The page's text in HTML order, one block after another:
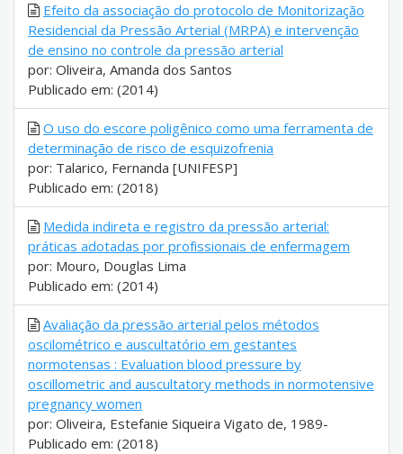
Efeito da associação do protocolo de Monitorização
Residencial da Pressão Arterial (MRPA) e intervenção
de ensino no controle da pressão arterial
por: Oliveira, Amanda dos Santos
Publicado em: (2014)
O uso do escore poligênico como uma ferramenta de
determinação de risco de esquizofrenia
por: Talarico, Fernanda [UNIFESP]
Publicado em: (2018)
Medida indireta e registro da pressão arterial:
práticas adotadas por profissionais de enfermagem
por: Mouro, Douglas Lima
Publicado em: (2014)
Avaliação da pressão arterial pelos métodos
oscilométrico e auscultatório em gestantes
normotensas : Evaluation blood pressure by
oscillometric and auscultatory methods in normotensive
pregnancy women
por: Oliveira, Estefanie Siqueira Vigato de, 1989-
Publicado em: (2018)